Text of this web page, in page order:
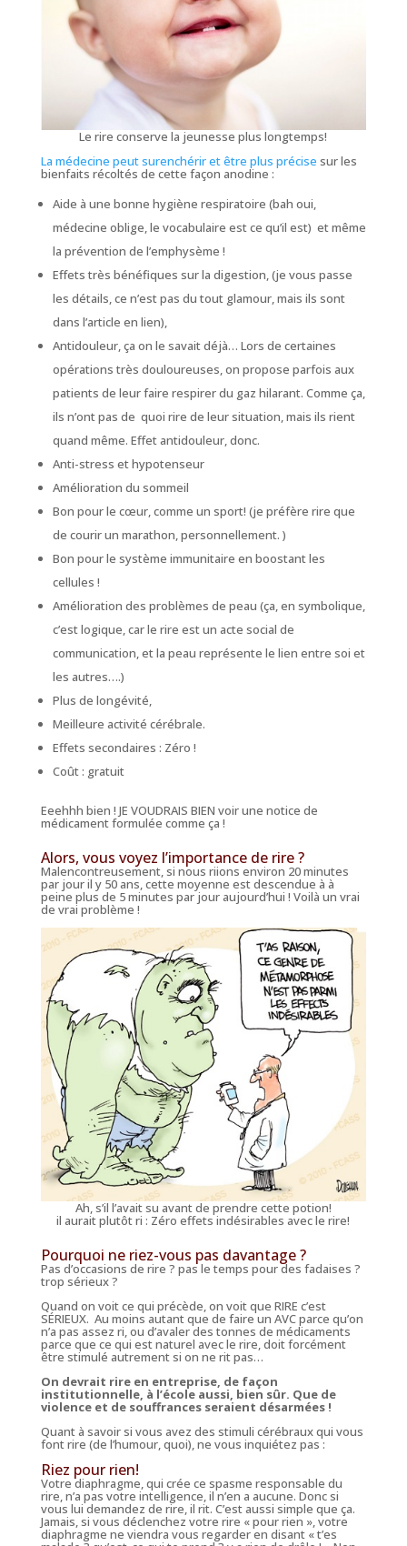
Le rire conserve la jeunesse plus longtemps!
La médecine peut surenchérir et être plus précise sur les
bienfaits récoltés de cette façon anodine :
Aide à une bonne hygiène respiratoire (bah oui,
médecine oblige, le vocabulaire est ce qu’il est) et même
la prévention de l’emphysème !
Effets très bénéfiques sur la digestion, (je vous passe
les détails, ce n’est pas du tout glamour, mais ils sont
dans l’article en lien),
Antidouleur, ça on le savait déjà… Lors de certaines
opérations très douloureuses, on propose parfois aux
patients de leur faire respirer du gaz hilarant. Comme ça,
ils n’ont pas de quoi rire de leur situation, mais ils rient
quand même. Effet antidouleur, donc.
Anti-stress et hypotenseur
Amélioration du sommeil
Bon pour le cœur, comme un sport! (je préfère rire que
de courir un marathon, personnellement. )
Bon pour le système immunitaire en boostant les
cellules !
Amélioration des problèmes de peau (ça, en symbolique,
c’est logique, car le rire est un acte social de
communication, et la peau représente le lien entre soi et
les autres….)
Plus de longévité,
Meilleure activité cérébrale.
Effets secondaires : Zéro !
Coût : gratuit
Eeehhh bien ! JE VOUDRAIS BIEN voir une notice de
médicament formulée comme ça !
Alors, vous voyez l’importance de rire ?
Malencontreusement, si nous riions environ 20 minutes
par jour il y 50 ans, cette moyenne est descendue à à
peine plus de 5 minutes par jour aujourd’hui ! Voilà un vrai
de vrai problème !
Ah, s’il l’avait su avant de prendre cette potion!
il aurait plutôt ri : Zéro effets indésirables avec le rire!
Pourquoi ne riez-vous pas davantage ?
Pas d’occasions de rire ? pas le temps pour des fadaises ?
trop sérieux ?
Quand on voit ce qui précède, on voit que RIRE c’est
SÉRIEUX. Au moins autant que de faire un AVC parce qu’on
n’a pas assez ri, ou d’avaler des tonnes de médicaments
parce que ce qui est naturel avec le rire, doit forcément
être stimulé autrement si on ne rit pas…
On devrait rire en entreprise, de façon
institutionnelle, à l’école aussi, bien sûr. Que de
violence et de souffrances seraient désarmées !
Quant à savoir si vous avez des stimuli cérébraux qui vous
font rire (de l’humour, quoi), ne vous inquiétez pas :
Riez pour rien!
Votre diaphragme, qui crée ce spasme responsable du
rire, n’a pas votre intelligence, il n’en a aucune. Donc si
vous lui demandez de rire, il rit. C’est aussi simple que ça.
Jamais, si vous déclenchez votre rire « pour rien », votre
diaphragme ne viendra vous regarder en disant « t’es